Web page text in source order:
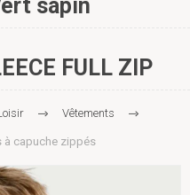
sapin
FULL ZIP
Vêtements
à capuche zippés